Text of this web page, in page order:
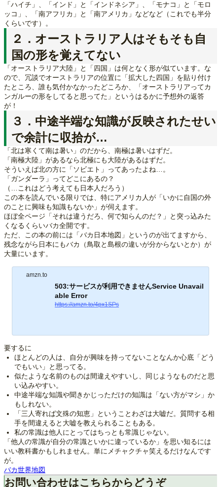
「ハイチ」、「インド」と「インドネシア」、「モナコ」と「モロ
ッコ」、「南アフリカ」と「南アメリカ」などなど（これでも半分
くらいです）。
２．オーストラリア人はそもそも自
国の形を覚えてない
「オーストラリア大陸」と「四国」は何となく形が似ています。な
ので、冗談でオーストラリアの位置に「拡大した四国」を貼り付け
たところ、誰も気付かなかったどころか、「オーストラリアってカ
ンガルーの形をしてると思ってた」というはるかに予想外の返答
が！
３．中途半端な知識が反映されたせい
で余計に収拾が…
「北は寒くて南は暑い」のだから、南極は暑いはずだ。
「南極大陸」があるなら北極にも大陸があるはずだ。
そういえば北の方に「ソビエト」ってあったよね…。
「ガンダーラ」ってどこにあるの？
（…これはどう考えても日本人だろう）
この本を読んでいる限りでは、特にアメリカ人が「いかに自国の外
のことに興味も知識もないか」が伺えます。
ほぼ全ページ「それは違うだろ、何で知らんのだ？」と突っ込みた
くなるくらいバカ全開です。
ただ、この本の前には「バカ日本地図」というのが出てますから、
残念ながら日本にもバカ（鳥取と島根の違いが分からないとか）が
大量にいます。
amzn.to
503:サービスが利用できませんService Unavail
able Error
https://amzn.to/4px1SPs
要するに
ほとんどの人は、自分が興味を持ってないことなんか心底「どう
でもいい」と思ってる。
似たような名前のものは間違えやすいし、同じようなものだと思
い込みやすい。
中途半端な知識や聞きかじっただけの知識は「ない方がマシ」か
もしれない。
「三人寄れば文殊の知恵」ということわざは大嘘だ。質問する相
手を間違えると大嘘を教えられることもある。
私の常識は他人にとってはちっとも常識じゃない。
「他人の常識が自分の常識といかに違っているか」を思い知るには
いい教科書かもしれません。単にメチャクチャ笑えるだけなんです
が。
バカ世界地図
お問い合わせはこちらからどうぞ